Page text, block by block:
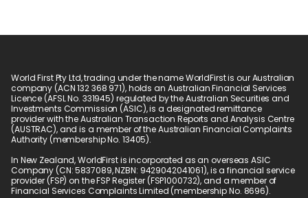
World First Pty Ltd, trading under the name WorldFirst is our Australian
company (ACN 132 368 971), holds an Australian Financial Services
Licence (AFSL No. 331945) regulated by the Australian Securities and
Investments Commission (ASIC), is a designated remittance
provider with the Australian Transaction Reports and Analysis Centre
(AUSTRAC), and is a member of the Australian Financial Complaints
Authority (membership No. 13405).
In New Zealand, WorldFirst is incorporated as an overseas ASIC
Company (CN: 5837089, NZBN: 9429042041061), is a financial service
provider (FSP) on the FSP Register (FSP1000732), and a member of
Financial Services Complaints Limited (membership No. 8696).